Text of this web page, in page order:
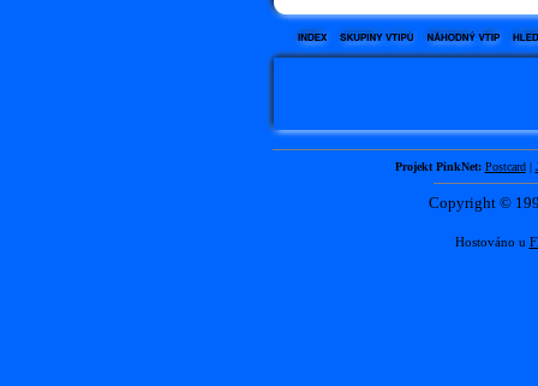
Projekt PinkNet: Postcard|
Copyright ©
Hostováno u